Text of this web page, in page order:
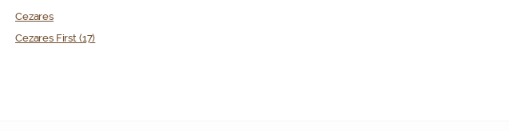
Cezares
Cezares First (17)